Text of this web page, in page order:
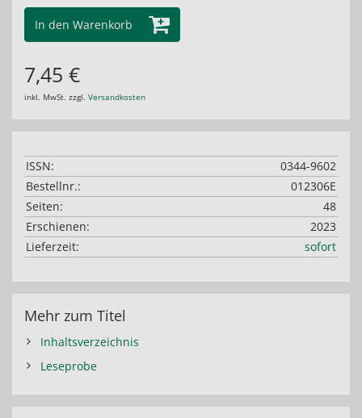
In den Warenkorb
7,45 €
inkl. MwSt. zzgl. Versandkosten
ISSN:
0344-9602
Bestellnr.:
012306E
Seiten:
48
Erschienen:
2023
Lieferzeit:
sofort
Mehr zum Titel
Inhaltsverzeichnis
Leseprobe